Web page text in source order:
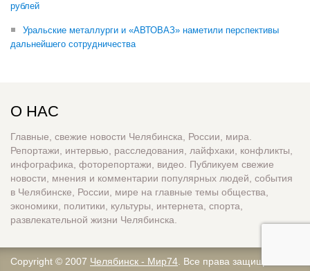
рублей
Уральские металлурги и «АВТОВАЗ» наметили перспективы
дальнейшего сотрудничества
О НАС
Главные, свежие новости Челябинска, России, мира.
Репортажи, интервью, расследования, лайфхаки, конфликты,
инфографика, фоторепортажи, видео. Публикуем свежие
новости, мнения и комментарии популярных людей, события
в Челябинске, России, мире на главные темы общества,
экономики, политики, культуры, интернета, спорта,
развлекательной жизни Челябинска.
Copyright © 2007 Челябинск - Мир74 . Все права защищены.